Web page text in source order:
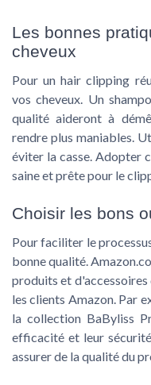
Les bonnes
cheveux
Pour un hair clipping
vos cheveux. Un
qualité aideront à
rendre plus maniables.
éviter la casse. Adopter
saine et prête pour le
Choisir les bons
Pour faciliter le
bonne qualité.
produits et
les clients Amazon. Par
la collection BaByliss
efficacité et leur
assurer de la qualité du